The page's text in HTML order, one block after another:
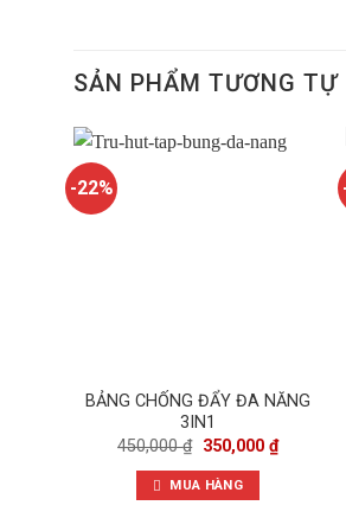
SẢN PHẨM TƯƠNG TỰ
-22%
BẢNG CHỐNG ĐẨY ĐA NĂNG
3IN1
450,000₫ Giá
là:
450,000 ₫.
350,000 ₫Giá
hiện
MUA HÀNG